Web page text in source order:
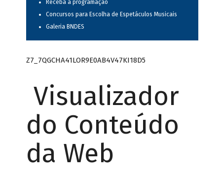
Receba a programação
Concursos para Escolha de Espetáculos Musicais
Galeria BNDES
Z7_7QGCHA41LOR9E0AB4V47KI18D5
Visualizador
do Conteúdo
da Web